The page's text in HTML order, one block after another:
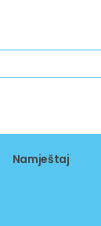
Namještaj